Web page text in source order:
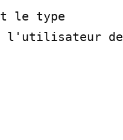
le type
� l'utilisateur de